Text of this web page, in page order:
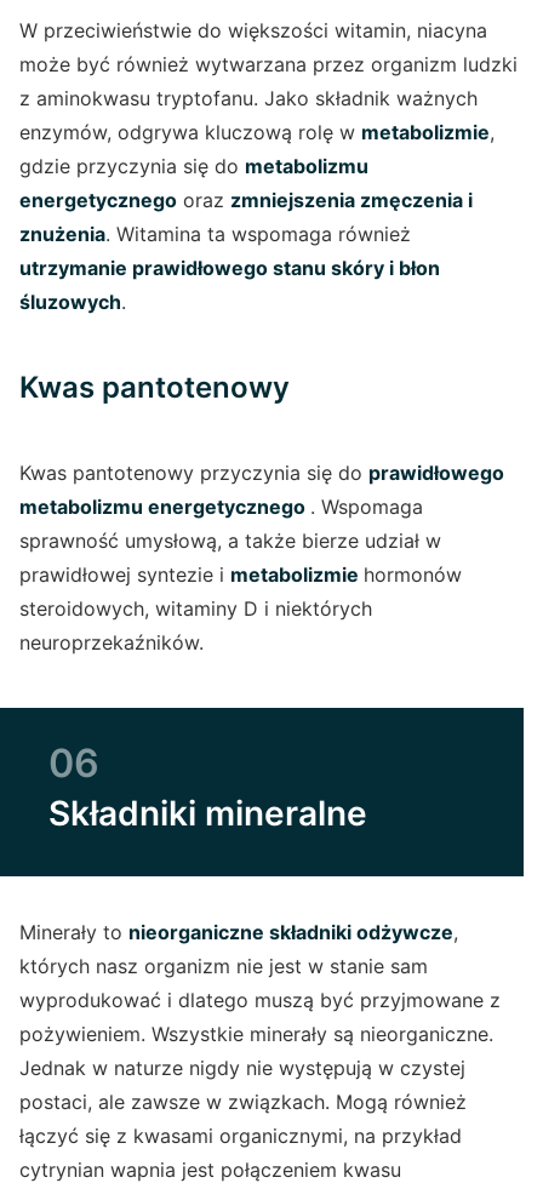
W przeciwieństwie do większości witamin, niacyna
może być również wytwarzana przez organizm ludzki
z aminokwasu tryptofanu. Jako składnik ważnych
enzymów, odgrywa kluczową rolę w metabolizmie,
gdzie przyczynia się do metabolizmu
energetycznego oraz zmniejszenia zmęczenia i
znużenia. Witamina ta wspomaga również
utrzymanie prawidłowego stanu skóry i błon
śluzowych.
Kwas pantotenowy
Kwas pantotenowy przyczynia się do prawidłowego
metabolizmu energetycznego . Wspomaga
sprawność umysłową, a także bierze udział w
prawidłowej syntezie i metabolizmie hormonów
steroidowych, witaminy D i niektórych
neuroprzekaźników.
06
Składniki mineralne
Minerały to nieorganiczne składniki odżywcze,
których nasz organizm nie jest w stanie sam
wyprodukować i dlatego muszą być przyjmowane z
pożywieniem. Wszystkie minerały są nieorganiczne.
Jednak w naturze nigdy nie występują w czystej
postaci, ale zawsze w związkach. Mogą również
łączyć się z kwasami organicznymi, na przykład
cytrynian wapnia jest połączeniem kwasu